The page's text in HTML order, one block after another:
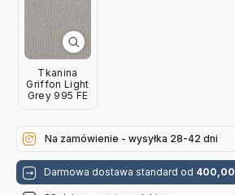
Tkanina
Griffon Light
Grey 995 FE
Na zamówienie - wysyłka 28-42 dni
Darmowa dostawa standard od 400,00